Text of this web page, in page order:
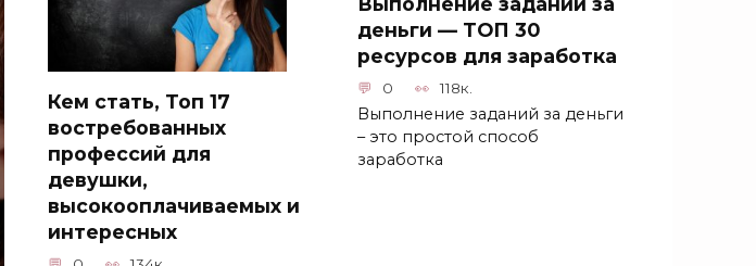
Кем стать, Топ 17
востребованных
профессий для
девушки,
высокооплачиваемых и
интересных
деньги — ТОП 30
ресурсов для заработка
0 118к.
Выполнение заданий за деньги
– это простой способ
заработка